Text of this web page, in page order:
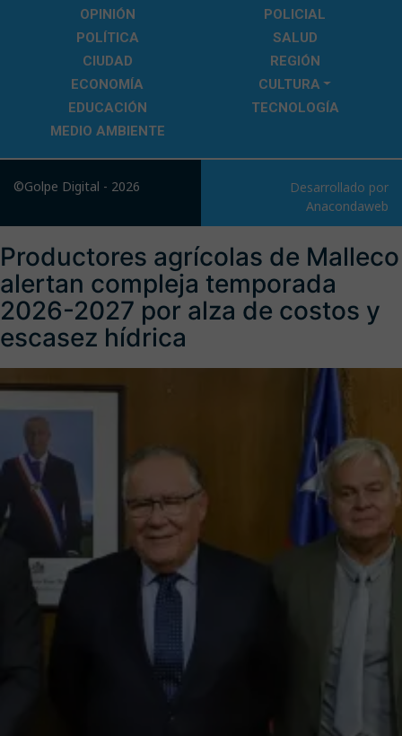
OPINIÓN
POLICIAL
POLÍTICA
SALUD
CIUDAD
REGIÓN
ECONOMÍA
CULTURA
EDUCACIÓN
TECNOLOGÍA
MEDIO AMBIENTE
©Golpe Digital - 2026
Desarrollado por
Anacondaweb
Productores agrícolas de Malleco
alertan compleja temporada
2026-2027 por alza de costos y
escasez hídrica